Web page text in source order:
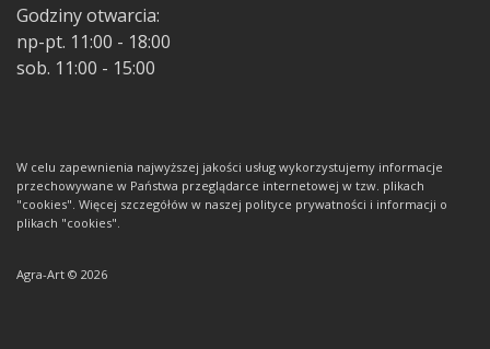
Godziny otwarcia:
np-pt. 11:00 - 18:00
sob. 11:00 - 15:00
W celu zapewnienia najwyższej jakości usług wykorzystujemy informacje
przechowywane w Państwa przeglądarce internetowej w tzw. plikach
"cookies". Więcej szczegółów w naszej polityce prywatności i informacji o
plikach "cookies".
Agra-Art © 2026